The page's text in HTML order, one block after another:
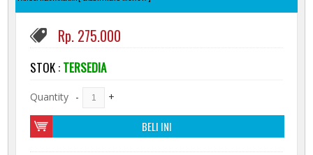
Rp. 275.000
STOK : TERSEDIA
Quantity - +
BELI INI